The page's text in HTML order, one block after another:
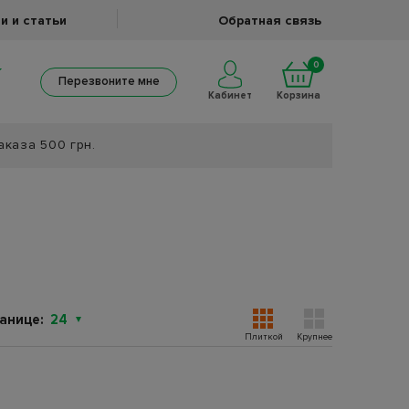
и статьи Обратная связь
Перезвоните мне
Кабинет
0
Корзина
500 грн.
24
Плиткой Крупнее